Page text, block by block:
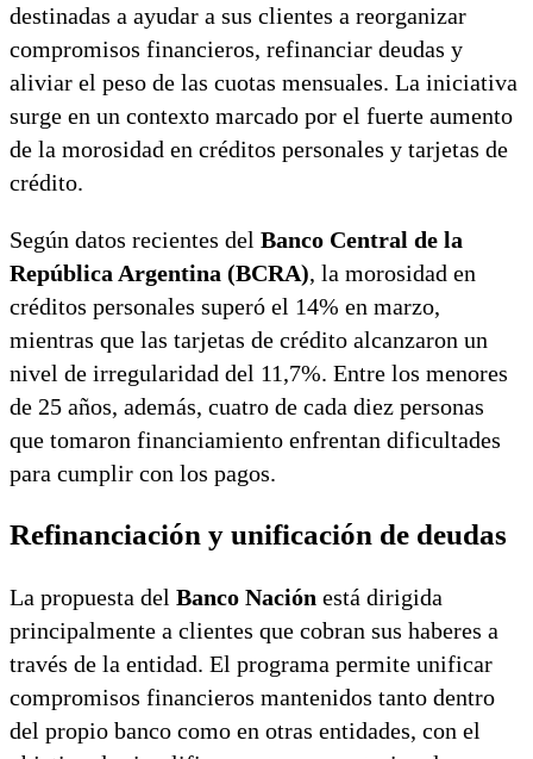
destinadas a ayudar a sus clientes a reorganizar
compromisos financieros, refinanciar deudas y
aliviar el peso de las cuotas mensuales. La iniciativa
surge en un contexto marcado por el fuerte aumento
de la morosidad en créditos personales y tarjetas de
crédito.
Según datos recientes del Banco Central de la
República Argentina (BCRA), la morosidad en
créditos personales superó el 14% en marzo,
mientras que las tarjetas de crédito alcanzaron un
nivel de irregularidad del 11,7%. Entre los menores
de 25 años, además, cuatro de cada diez personas
que tomaron financiamiento enfrentan dificultades
para cumplir con los pagos.
Refinanciación y unificación de deudas
La propuesta del Banco Nación está dirigida
principalmente a clientes que cobran sus haberes a
través de la entidad. El programa permite unificar
compromisos financieros mantenidos tanto dentro
del propio banco como en otras entidades, con el